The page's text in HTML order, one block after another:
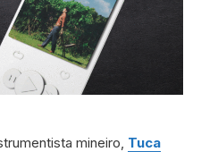
mineiro, Tuca